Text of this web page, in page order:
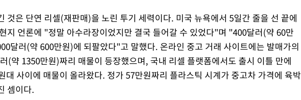
것은 단연 리셀(재판매)을 노린 투기 세력이다. 미국 뉴욕에서 5일간 줄을 선 끝에
지 언론에 "정말 아수라장이었지만 결국 들어갈 수 있었다"며 "400달러(약 60만
달러(약 600만원)에 되팔았다"고 말했다. 온라인 중고 거래 사이트에는 발매가의
(약 1350만원)짜리 매물이 등장했으며, 국내 리셀 플랫폼에서도 출시 이틀 만에
대 사이에 매물이 올라왔다. 정가 57만원짜리 플라스틱 시계가 중고차 가격에 육박
셈이다.